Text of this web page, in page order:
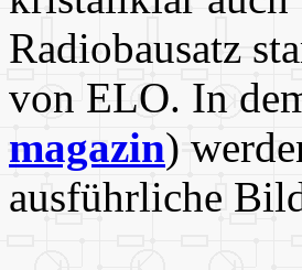
Radiobausatz
von ELO. In
magazin)
ausführliche